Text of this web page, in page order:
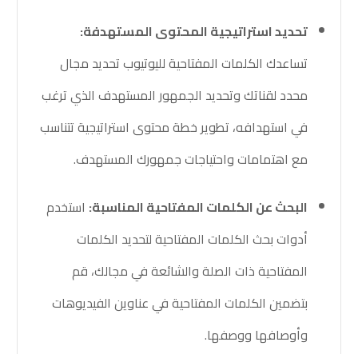
تحديد استراتيجية المحتوى المستهدفة:
تساعدك الكلمات المفتاحية لليوتيوب تحديد مجال
محدد لقناتك وتحديد الجمهور المستهدف الذي ترغب
في استهدافه، تطوير خطة محتوى استراتيجية تتناسب
مع اهتمامات واحتياجات جمهورك المستهدف.
البحث عن الكلمات المفتاحية المناسبة: استخدم
أدوات بحث الكلمات المفتاحية لتحديد الكلمات
المفتاحية ذات الصلة والشائعة في مجالك، قم
بتضمين الكلمات المفتاحية في عناوين الفيديوهات
وأوصافها ووصفها.